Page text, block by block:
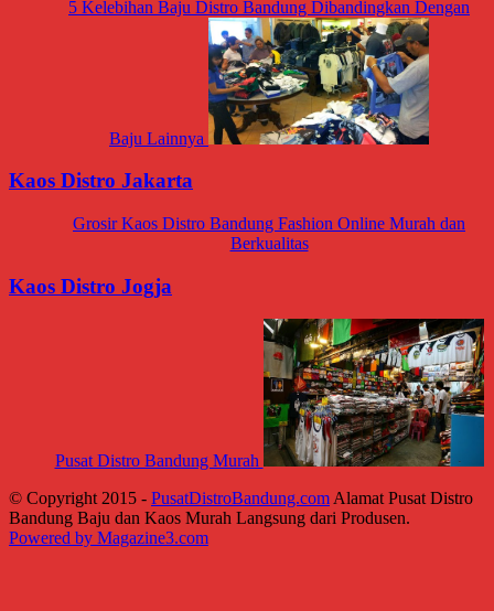
5 Kelebihan Baju Distro Bandung Dibandingkan Dengan
Baju Lainnya
Kaos Distro Jakarta
Grosir Kaos Distro Bandung Fashion Online Murah dan
Berkualitas
Kaos Distro Jogja
Pusat Distro Bandung Murah
© Copyright 2015 - PusatDistroBandung.com Alamat Pusat Distro
Bandung Baju dan Kaos Murah Langsung dari Produsen.
Powered by Magazine3.com